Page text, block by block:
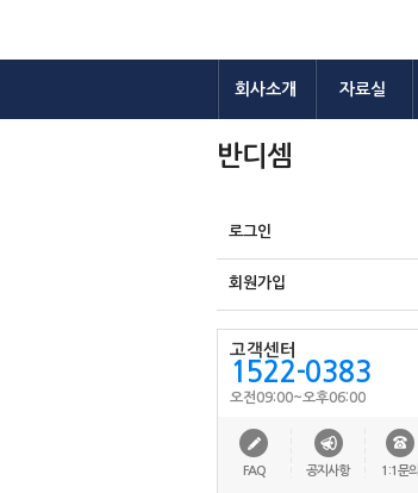
회사소개 자료실
반디셈
로그인
회원가입
고객센터
1522-0383
오전09:00~오후06:00
FAQ 공지사항 1:1문의